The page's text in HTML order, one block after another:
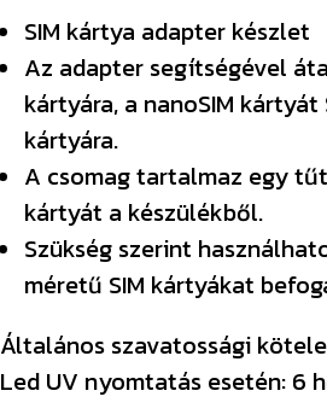
SIM kártya adapter készlet
Az adapter segítségével
kártyára, a nanoSIM kártyát
kártyára.
A csomag tartalmaz egy
kártyát a készülékből.
Szükség szerint
méretű SIM kártyákat
Általános szavatossági
Led UV nyomtatás esetén: 6